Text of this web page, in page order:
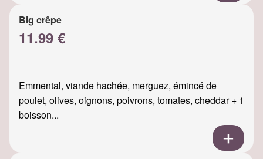
Big crêpe
11.99 €
Emmental, viande hachée, merguez, émincé de
poulet, olives, oignons, poivrons, tomates, cheddar + 1
boisson...